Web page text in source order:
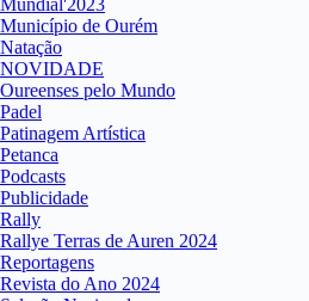
Mundial'2023
Município de Ourém
Natação
NOVIDADE
Oureenses pelo Mundo
Padel
Patinagem Artística
Petanca
Podcasts
Publicidade
Rally
Rallye Terras de Auren 2024
Reportagens
Revista do Ano 2024